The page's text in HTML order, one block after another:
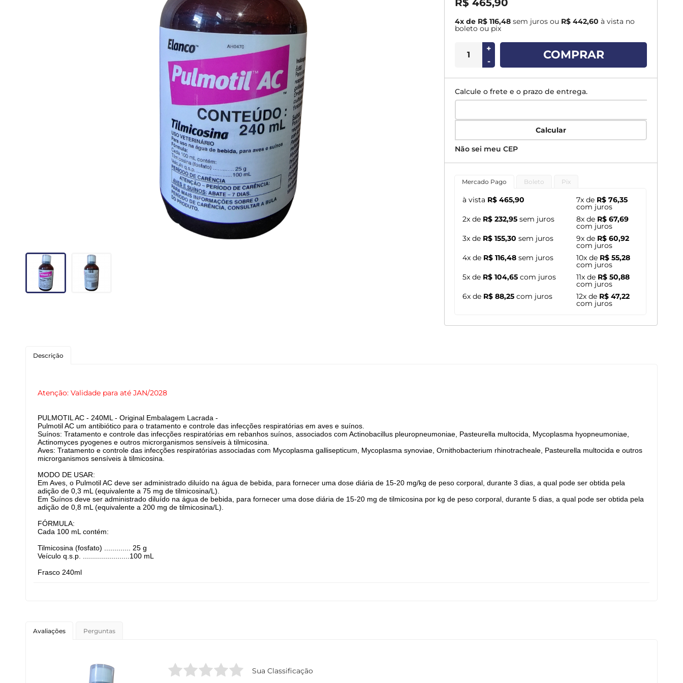
Equipamentos
Porta Vitaminas
Pragas Domésticas
Placas Identificação R$ 465,90
4x de R$ 116,48 sem juros ou R$ 442,60 à vista no
boleto ou pix
+
-
COMPRAR
Calcule o frete e o prazo de entrega.
Calcular
Não sei meu CEP
Mercado Pago Boleto Pix
à vista R$ 465,90
2x de R$ 232,95 sem juros
3x de R$ 155,30 sem juros
4x de R$ 116,48 sem juros
5x de R$ 104,65 com juros
6x de R$ 88,25 com juros
7x de R$ 76,35
com juros
8x de R$ 67,69
com juros
9x de R$ 60,92
com juros
10x de R$ 55,28
com juros
11x de R$ 50,88
com juros
12x de R$ 47,22
com juros
Descrição
Atenção: Validade para até JAN/2028
PULMOTIL AC - 240ML - Original Embalagem Lacrada -
Pulmotil AC um antibiótico para o tratamento e controle das infecções respiratórias em aves e suínos.
Suínos: Tratamento e controle das infecções respiratórias em rebanhos suínos, associados com Actinobacillus pleuropneumoniae, Pasteurella multocida, Mycoplasma hyopneumoniae,
Actinomyces pyogenes e outros microrganismos sensíveis à tilmicosina.
Aves: Tratamento e controle das infecções respiratórias associadas com Mycoplasma gallisepticum, Mycoplasma synoviae, Ornithobacterium rhinotracheale, Pasteurella multocida e outros
microrganismos sensíveis à tilmicosina.
MODO DE USAR:
Em Aves, o Pulmotil AC deve ser administrado diluído na água de bebida, para fornecer uma dose diária de 15-20 mg/kg de peso corporal, durante 3 dias, a qual pode ser obtida pela
adição de 0,3 mL (equivalente a 75 mg de tilmicosina/L).
Em Suínos deve ser administrado diluído na água de bebida, para fornecer uma dose diária de 15-20 mg de tilmicosina por kg de peso corporal, durante 5 dias, a qual pode ser obtida pela
adição de 0,8 mL (equivalente a 200 mg de tilmicosina/L).
FÓRMULA:
Cada 100 mL contém:
Tilmicosina (fosfato) ............. 25 g
Veículo q.s.p. .......................100 mL
Frasco 240ml
Avaliações Perguntas
Sua Classificação